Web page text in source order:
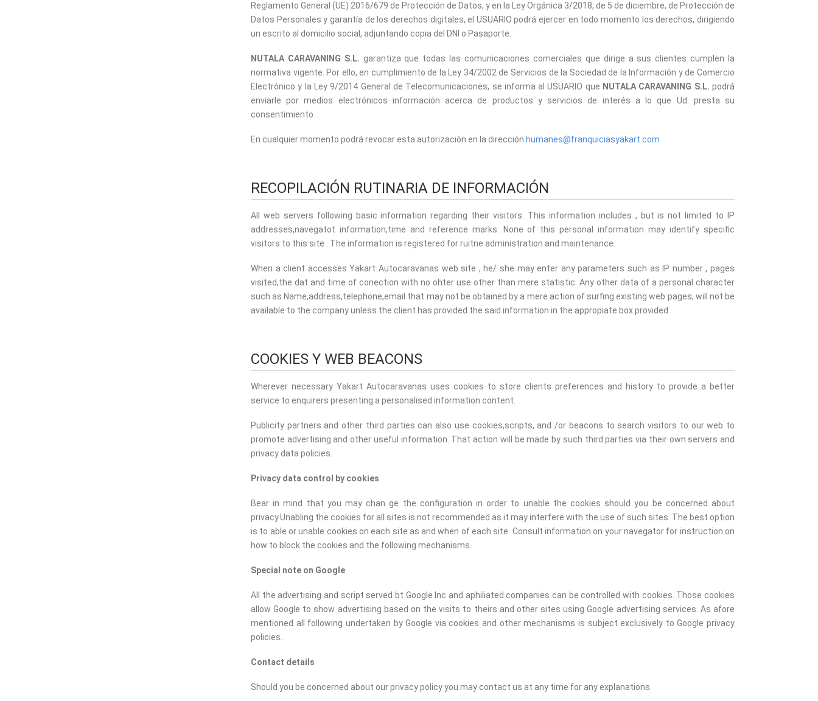
Reglamento General (UE) 2016/679 de Protección de Datos, y en la Ley Orgánica 3/2018, de 5 de diciembre, de Protección de
Datos Personales y garantía de los derechos digitales, el USUARIO podrá ejercer en todo momento los derechos, dirigiendo
un escrito al domicilio social, adjuntando copia del DNI o Pasaporte.
NUTALA CARAVANING S.L. garantiza que todas las comunicaciones comerciales que dirige a sus clientes cumplen la
normativa vigente. Por ello, en cumplimiento de la Ley 34/2002 de Servicios de la Sociedad de la Información y de Comercio
Electrónico y la Ley 9/2014 General de Telecomunicaciones, se informa al USUARIO que NUTALA CARAVANING S.L. podrá
enviarle por medios electrónicos información acerca de productos y servicios de interés a lo que Ud. presta su
consentimiento
En cualquier momento podrá revocar esta autorización en la dirección humanes@franquiciasyakart.com
RECOPILACIÓN RUTINARIA DE INFORMACIÓN
All web servers following basic information regarding their visitors. This information includes , but is not limited to IP
addresses,navegatot information,time and reference marks. None of this personal information may identify specific
visitors to this site . The information is registered for ruitne administration and maintenance.
When a client accesses Yakart Autocaravanas web site , he/ she may enter any parameters such as IP number , pages
visited,the dat and time of conection with no ohter use other than mere statistic. Any other data of a personal character
such as Name,address,telephone,email that may not be obtained by a mere action of surfing existing web pages, will not be
available to the company unless the client has provided the said information in the appropiate box provided
COOKIES Y WEB BEACONS
Wherever necessary Yakart Autocaravanas uses cookies to store clients preferences and history to provide a better
service to enquirers presenting a personalised information content.
Publicity partners and other third parties can also use cookies,scripts, and /or beacons to search visitors to our web to
promote advertising and other useful information. That action will be made by such third parties via their own servers and
privacy data policies.
Privacy data control by cookies
Bear in mind that you may chan ge the configuration in order to unable the cookies should you be concerned about
privacy.Unabling the cookies for all sites is not recommended as it may interfere with the use of such sites. The best option
is to able or unable cookies on each site as and when of each site. Consult information on your navegator for instruction on
how to block the cookies and the following mechanisms.
Special note on Google
All the advertising and script served bt Google Inc and aphiliated companies can be controlled with cookies. Those cookies
allow Google to show advertising based on the visits to theirs and other sites using Google advertising services. As afore
mentioned all following undertaken by Google via cookies and other mechanisms is subject exclusively to Google privacy
policies.
Contact details
Should you be concerned about our privacy policy you may contact us at any time for any explanations.